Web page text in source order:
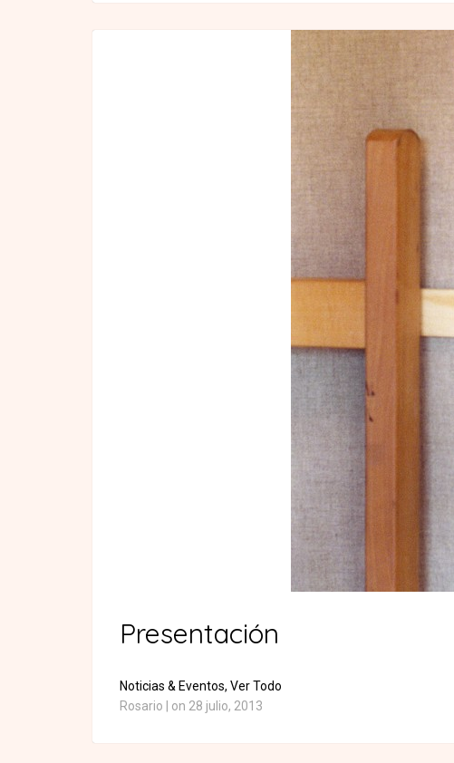
Presentación
Noticias & Eventos, Ver Todo
Rosario
on 28 julio, 2013